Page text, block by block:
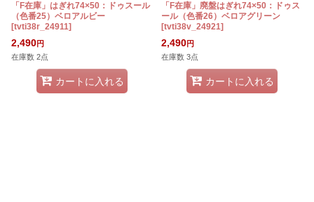
「F在庫」はぎれ74×50：ドゥスール
（色番25）ベロアルビー
[tvti38r_24911]
2,490円
在庫数 2点
カートに入れる
「F在庫」廃盤はぎれ74×50：ドゥス
ール（色番26）ベロアグリーン
[tvti38v_24921]
2,490円
在庫数 3点
カートに入れる